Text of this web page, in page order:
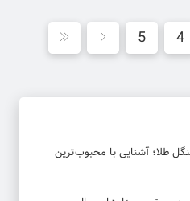
4
5
طلا؛ آشنایی با محبوب‌ترین